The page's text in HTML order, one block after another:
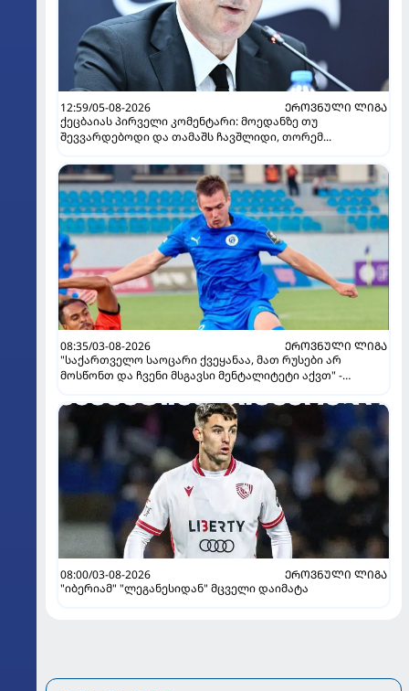
12:59/05-08-2026
ᲔᲠᲝᲕᲜᲣᲚᲘ ᲚᲘᲒᲐ
ქეცბაიას პირველი კომენტარი: მოედანზე თუ
შევვარდებოდი და თამაშს ჩავშლიდი, თორემ...
08:35/03-08-2026
ᲔᲠᲝᲕᲜᲣᲚᲘ ᲚᲘᲒᲐ
"საქართველო საოცარი ქვეყანაა, მათ რუსები არ
მოსწონთ და ჩვენი მსგავსი მენტალიტეტი აქვთ" -
08:00/03-08-2026
ᲔᲠᲝᲕᲜᲣᲚᲘ ᲚᲘᲒᲐ
"იბერიამ" "ლეგანესიდან" მცველი დაიმატა